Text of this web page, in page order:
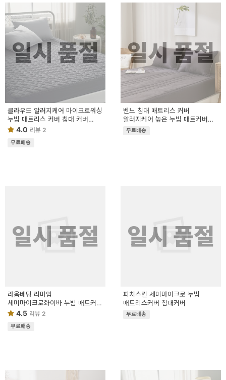
일시 품절
클라우드 알러지케어 마이크로워싱
누빔 매트리스 커버 침대 커버
(슈퍼싱글/퀸/킹) SS/Q/K
4.0 리뷰 2
무료배송
일시 품절
벤느 침대 매트리스 커버
알러지케어 높은 누빔 매트커버
SS/Q (슈퍼싱글/퀸)
무료배송
일시 품절
라움베딩 리마임
세미마이크로화이바 누빔 매트커버
Q 4.5 리뷰 2
무료배송
일시 품절
피치스킨 세미마이크로 누빔
매트리스커버 침대커버
무료배송